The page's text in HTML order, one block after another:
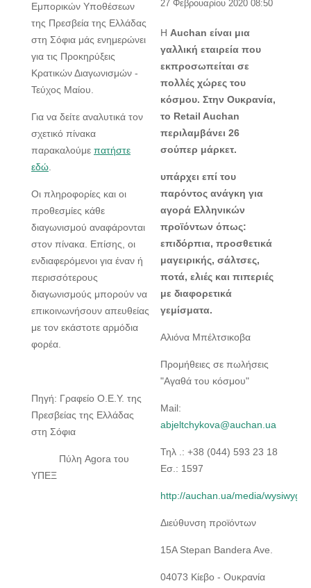
Εμπορικών Υποθέσεων
της Πρεσβεία της Ελλάδας
στη Σόφια μάς ενημερώνει
για τις Προκηρύξεις
Κρατικών Διαγωνισμών -
Τεύχος Μαίου.
Για να δείτε αναλυτικά τον
σχετικό πίνακα
παρακαλούμε πατήστε
εδώ
Οι πληροφορίες και οι
προθεσμίες κάθε
διαγωνισμού αναφάρονται
στον πίνακα. Επίσης, οι
ενδιαφερόμενοι για έναν ή
περισσότερους
διαγωνισμούς μπορούν να
επικοινωνήσουν απευθείας
με τον εκάστοτε αρμόδια
φορέα.
Πηγή: Γραφείο Ο.Ε.Υ. της
Πρεσβείας της Ελλάδας
στη Σόφια
Πύλη Agora του
ΥΠΕΞ
27 Φεβρουαρίου 2020 08:50
Η Auchan είναι μια
γαλλική εταιρεία που
εκπροσωπείται σε
πολλές χώρες του
κόσμου. Στην Ουκρανία,
το Retail Auchan
περιλαμβάνει 26
σούπερ μάρκετ.
υπάρχει επί του
παρόντος ανάγκη για
αγορά Ελληνικών
προϊόντων όπως:
επιδόρπια, προσθετικά
μαγειρικής, σάλτσες,
ποτά, ελιές και πιπεριές
με διαφορετικά
γεμίσματα.
Αλιόνα Μπέλτσικοβα
Προμήθειες σε πωλήσεις
"Αγαθά του κόσμου"
Mail:
abjeltchykova@auchan.ua
Τηλ .: +38 (044) 593 23 18
Εσ.: 1597
http://auchan.ua/media/wysiwyg/
Διεύθυνση προϊόντων
15Α Stepan Bandera Ave.
04073 Κίεβο - Ουκρανία